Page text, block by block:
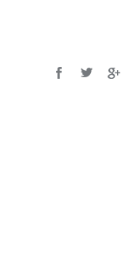
facebook
twitter